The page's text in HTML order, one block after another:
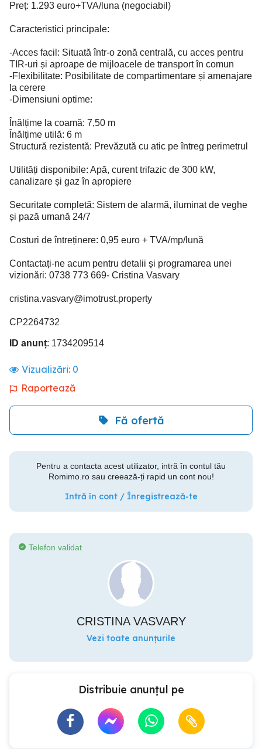
Preț: 1.293 euro+TVA/luna (negociabil)
Caracteristici principale:
-Acces facil: Situată într-o zonă centrală, cu acces pentru
TIR-uri și aproape de mijloacele de transport în comun
-Flexibilitate: Posibilitate de compartimentare și amenajare
la cerere
-Dimensiuni optime:
Înălțime la coamă: 7,50 m
Înălțime utilă: 6 m
Structură rezistentă: Prevăzută cu atic pe întreg perimetrul
Utilități disponibile: Apă, curent trifazic de 300 kW,
canalizare și gaz în apropiere
Securitate completă: Sistem de alarmă, iluminat de veghe
și pază umană 24/7
Costuri de întreținere: 0,95 euro + TVA/mp/lună
Contactați-ne acum pentru detalii și programarea unei
vizionări: 0738 773 669- Cristina Vasvary
cristina.vasvary@imotrust.property
CP2264732
ID anunț: 1734209514
Vizualizări: 0
Raportează
Fă ofertă
Pentru a contacta acest utilizator, intră în contul tău
Romimo.ro sau creează-ți rapid un cont nou!
Intră în cont / Înregistrează-te
Telefon validat
CRISTINA VASVARY
Vezi toate anunțurile
Distribuie anunțul pe